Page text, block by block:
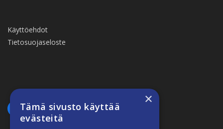
Käyttöehdot
Tietosuojaseloste
×
Tämä sivusto käyttää
evästeitä